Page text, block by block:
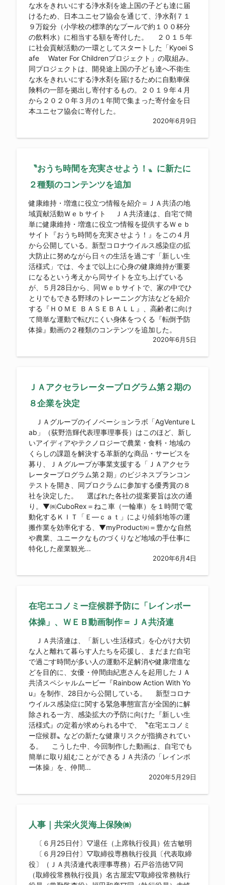
な水をきれいにする浄水剤を途上国の子ども達に届
けるため、日本ユニセフ協会を通じて、浄水剤７１
９万錠分（小学校の標準的なプールで約１００杯分
の飲料水）に相当する額を寄付した。 ２０１５年
に社会貢献活動の一環としてスタートした「Kyoei S
afe Water For Childrenプロジェクト」の取組み。
同プロジェクトは、開発途上国の子ども達へ不衛生
な水をきれいにする浄水剤を届けるために自動車保
険料の一部を拠出し寄付するもの。２０１９年４月
から２０２０年３月の１年間で集まった寄付金を日
本ユニセフ協会に寄付した。
2020年6月9日
〝おうち時間を充実させよう！〟に新たに
２種類のコンテンツを追加
健康維持・増進に役立つ情報を紹介＝ＪＡ共済の地
域貢献活動Ｗｅｂサイト ＪＡ共済連は、自宅で簡
単に健康維持・増進に役立つ情報を提供するＷｅｂ
サイト『おうち時間を充実させよう！』をこの４月
から公開している。新型コロナウイルス感染症の拡
大防止に努めながら日々の生活を過ごす「新しい生
活様式」では、今まで以上に心身の健康維持が重要
になるという考えから同サイトを立ち上げている
が、５月28日から、同Ｗｅｂサイトで、家の中でひ
とりでもできる野球のトレーニング方法などを紹介
する『ＨＯＭＥ ＢＡＳＥＢＡＬＬ』、高齢者に向け
て簡単な運動で転びにくい身体をつくる『転倒予防
体操』動画の２種類のコンテンツを追加した。
2020年6月5日
ＪＡアクセラレータープログラム第２期の
８企業を決定
ＪＡグループのイノベーションラボ「AgVenture L
ab」（荻野浩輝代表理事理事長）はこのほど、新し
いアイディアやテクノロジーで農業・食料・地域の
くらしの課題を解決する革新的な商品・サービスを
募り、ＪＡグループが事業支援する「ＪＡアクセラ
レータープログラム第２期」のビジネスプランコン
テストを開き、同プロクラムに参加する優秀賞の８
社を決定した。 選ばれた各社の提案要旨は次の通
り。▼㈱CuboRex＝ねこ車（一輪車）を１時間で電
動化するＫＩＴ「Ｅ―ｃａｔ」により傾斜地等の運
搬作業を効率化する、▼myProduct㈱＝豊かな自然
や農業、ユニークなものづくりなど地域の手仕事に
特化した産業観光...
2020年6月4日
在宅エコノミー症候群予防に「レインボー
体操」、ＷＥＢ動画制作＝ＪＡ共済連
ＪＡ共済連は、「新しい生活様式」を心がけ大切
な人と離れて暮らす人たちを応援し、まだまだ自宅
で過ごす時間が多い人の運動不足解消や健康増進な
どを目的に、女優・仲間由紀恵さんを起用したＪＡ
共済スペシャルムービー『Rainbow Action With Yo
u』を制作、28日から公開している。 新型コロナ
ウイルス感染症に関する緊急事態宣言が全国的に解
除される一方、感染拡大の予防に向けた『新しい生
活様式』の定着が求められる中で、〝在宅エコノミ
ー症候群〟などの新たな健康リスクが指摘されてい
る。 こうした中、今回制作した動画は、自宅でも
簡単に取り組むことができるＪＡ共済の「レインボ
ー体操」を、仲間...
2020年5月29日
人事｜共栄火災海上保険㈱
〔６月25日付〕▽退任（上席執行役員）佐古敏明
〔６月29日付〕▽取締役専務執行役員〔代表取締
役〕（ＪＡ共済連代表理事専務）石戸谷浩徳▽同
（取締役常務執行役員）名古屋宏▽取締役常務執行